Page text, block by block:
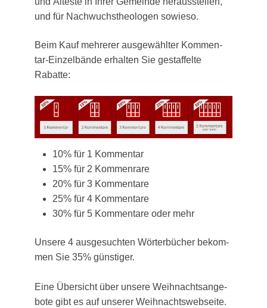
und für Nach­wuchs­theo­lo­gen sowieso.
Beim Kauf meh­re­rer aus­ge­wähl­ter Kom­men­
tar-Ein­zel­bän­de erhal­ten Sie gestaf­fel­te
Rabatte:
10% für 1 Kommentar
15% für 2 Kommenrare
20% für 3 Kommentare
25% für 4 Kommentare
30% für 5 Kom­men­ta­re oder mehr
Unse­re 4 aus­ge­such­ten Wör­ter­bü­cher bekom­
men Sie 35% güns­ti­ger.
Eine Über­sicht über unse­re Weih­nachts­an­ge­
bo­te gibt es auf unse­rer Weih­nachts­web­sei­te.